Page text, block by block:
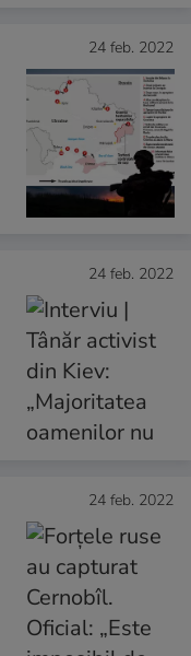
24 feb. 2022
24 feb. 2022
24 feb. 2022